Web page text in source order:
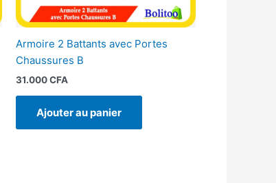
Armoire 2 Battants avec Portes
Chaussures B
31.000CFA
Ajouter au panier